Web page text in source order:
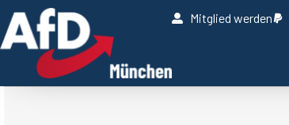
Mitglied werden